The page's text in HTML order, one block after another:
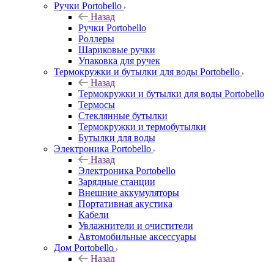
Ручки Portobello
Назад
Ручки Portobello
Роллеры
Шариковые ручки
Упаковка для ручек
Термокружки и бутылки для воды Portobello
Назад
Термокружки и бутылки для воды Portobello
Термосы
Стеклянные бутылки
Термокружки и термобутылки
Бутылки для воды
Электроника Portobello
Назад
Электроника Portobello
Зарядные станции
Внешние аккумуляторы
Портативная акустика
Кабели
Увлажнители и очистители
Автомобильные аксессуары
Дом Portobello
Назад